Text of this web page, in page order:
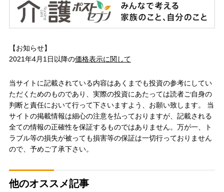
【お知らせ】
2021年4月1日以降の価格表示に関して
当サイトに記載されている内容はあくまでも投資の参考にしてい
ただくためのものであり、実際の投資にあたっては読者ご自身の
判断と責任において行って下さいますよう、お願い致します。 当
サイトの掲載情報は細心の注意を払っておりますが、記載される
全ての情報の正確性を保証するものではありません。万が一、ト
ラブル等の損失が被っても損害等の保証は一切行っておりません
ので、予めご了承下さい。
他のオススメ記事